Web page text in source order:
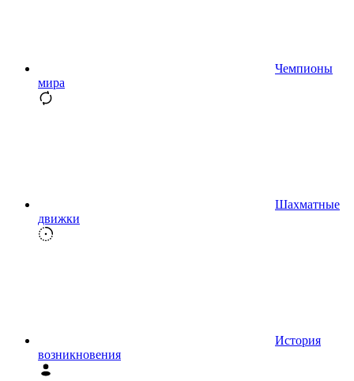
Чемпионы
мира
Шахматные
движки
История
возникновения